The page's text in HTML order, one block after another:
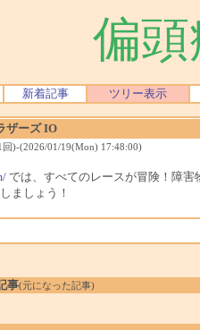
偏
新着記事 ツリー表示
ザーズ IO
回)-(2026/01/19(Mon) 17:48:00)
では、すべてのレースが冒険！障害
ましょう！
事(元になった記事)